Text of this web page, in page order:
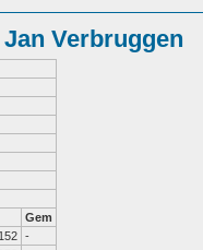
Verbruggen
Gem
-